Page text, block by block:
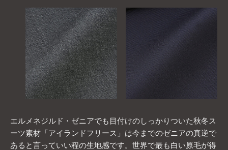
エルメネジルド・ゼニアでも目付けのしっかりついた秋冬ス
ーツ素材「アイランドフリース」は今までのゼニアの真逆で
あると言っていい程の生地感です。世界で最も白い原毛が得